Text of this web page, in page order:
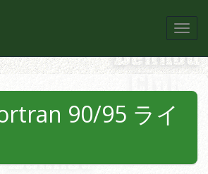
90/95 ライ